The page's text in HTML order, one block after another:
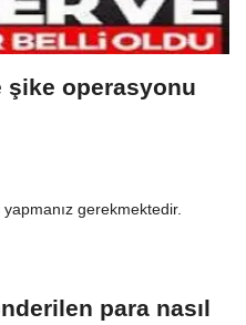
şike operasyonu
gerekmektedir.
para nasıl